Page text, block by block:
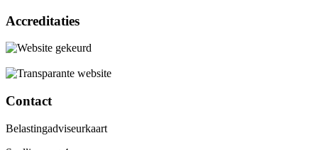
Accreditaties
Contact
Belastingadviseurkaart